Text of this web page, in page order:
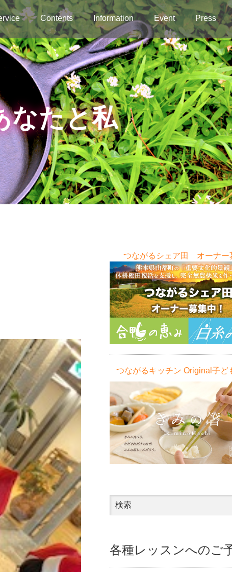
Contents Information Event Press
なたと私
つながるシェア田 オーナー
つながるキッチン Original子ど
各種レッスンへのご